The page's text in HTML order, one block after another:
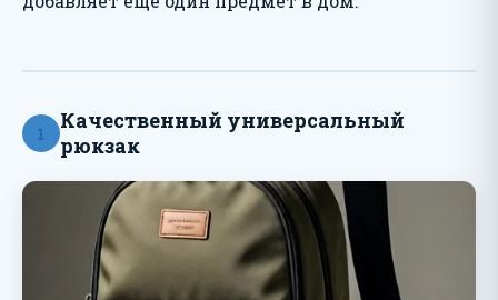
1
Качественный универсальный
рюкзак